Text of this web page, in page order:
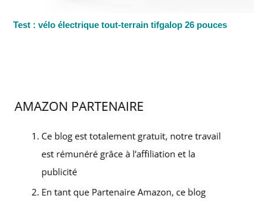
Test : vélo électrique tout-terrain tifgalop 26 pouces